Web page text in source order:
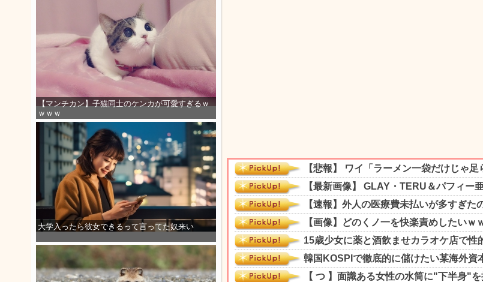
【マンチカン】子猫同士のケンカが可愛すぎるｗ
ｗｗｗ
大学入ったら彼女できるって言ってた奴来い